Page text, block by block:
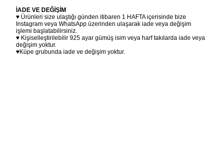
İADE VE DEĞİŞİM
♥ Ürünleri size ulaştığı günden itibaren 1 HAFTA içerisinde bize
Instagram veya WhatsApp üzerinden ulaşarak iade veya değişim
işlemi başlatabilirsiniz.
♥ Kişiselleştirilebilir 925 ayar gümüş isim veya harf takılarda iade veya
değişim yoktur.
♥Küpe grubunda iade ve değişim yoktur.